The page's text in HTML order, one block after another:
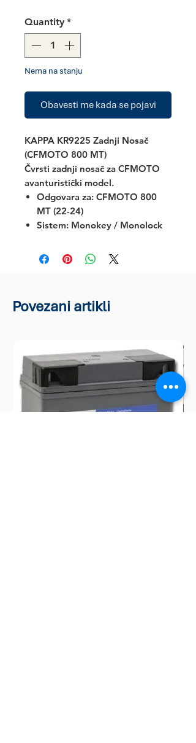
Quantity *
Nema na stanju
Obavesti me kada se pojavi
KAPPA KR9225 Zadnji Nosač
(CFMOTO 800 MT)
Čvrsti zadnji nosač za CFMOTO
avanturistički model.
Odgovara za: CFMOTO 800
MT (22-24)
Sistem: Monokey / Monolock
Povezani artikli